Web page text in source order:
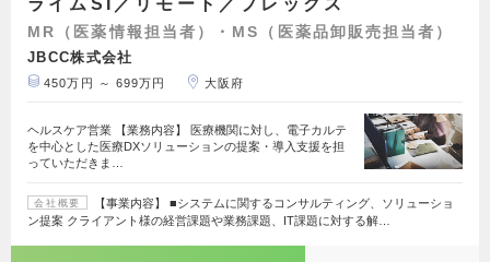
ライムSI／リモート／プレックス
MR（医薬情報担当者）・MS（医薬品卸販売担当者）
JBCC株式会社
450万円 ～ 699万円 大阪府
ヘルスケア営業 【業務内容】 医療機関に対し、電子カルテ
を中心とした医療DXソリューションの提案・導入支援を担
っていただきま…
会社概要
【事業内容】 ■システムに関するコンサルティング、ソリューショ
ン提案 クライアント様の経営課題や業務課題、IT課題に対する解…